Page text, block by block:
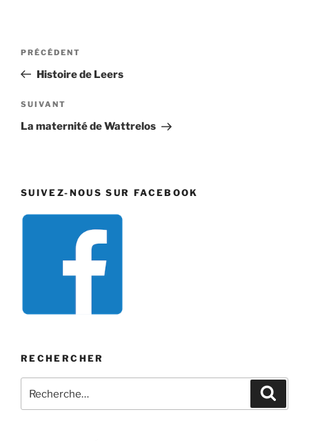
Navigation
l’article
Article
précédent
PRÉCÉDENT
Histoire de Leers
Article
suivant
SUIVANT
La maternité de Wattrelos
SUIVEZ-NOUS SUR FACEBOOK
RECHERCHER
pour